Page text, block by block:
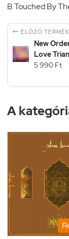
B Touched By
 ELŐZŐ TERMÉK
New
Love
5 990 Ft
A